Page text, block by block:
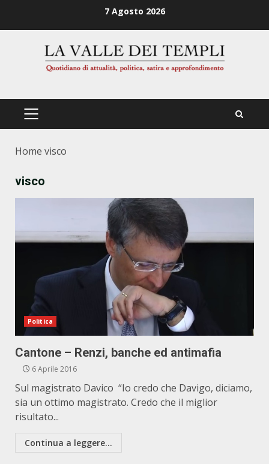
7 Agosto 2026
PRIMÄRES
Home visco
visco
Politica
Cantone – Renzi, banche ed antimafia
6 Aprile 2016
Sul magistrato Davico “Io credo che Davigo, diciamo,
sia un ottimo magistrato. Credo che il miglior
risultato...
Continua a leggere...